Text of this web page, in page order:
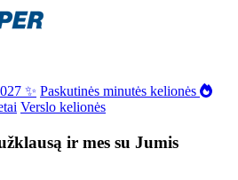
✨ Paskutinės minutės kelionės
Verslo kelionės
ir mes su Jumis